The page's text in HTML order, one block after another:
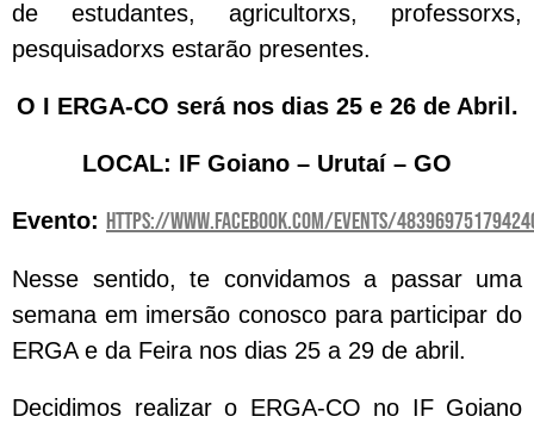
de estudantes, agricultorxs, professorxs,
pesquisadorxs estarão presentes.
O I ERGA-CO será nos dias 25 e 26 de Abril.
LOCAL: IF Goiano – Urutaí – GO
Evento: https://www.facebook.com/events/
Nesse sentido, te convidamos a passar uma
semana em imersão conosco para participar do
ERGA e da Feira nos dias 25 a 29 de abril.
Decidimos realizar o ERGA-CO no IF Goiano